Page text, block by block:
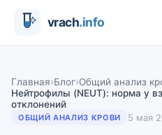
Главная›Блог›Общий анализ
Нейтрофилы (NEUT): норма у
отклонений
ОБЩИЙ АНАЛИЗ КРОВИ 5 мая